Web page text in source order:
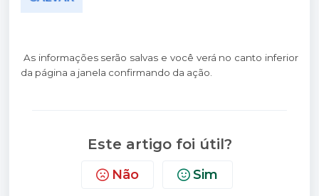
As informações serão salvas e você verá no canto inferior
da página a janela confirmando da ação.
Este artigo foi útil?
Não Sim